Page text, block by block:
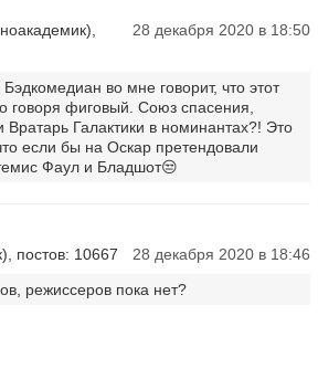
28 декабря 2020 в 18:50
во мне говорит, что этот
говоря фиговый. Союз спасения,
Вратарь Галактики в номинантах?! Это
если бы на Оскар претендовали
Фаул и Бладшот😒
постов: 10667 28 декабря 2020 в 18:46
режиссеров пока нет?